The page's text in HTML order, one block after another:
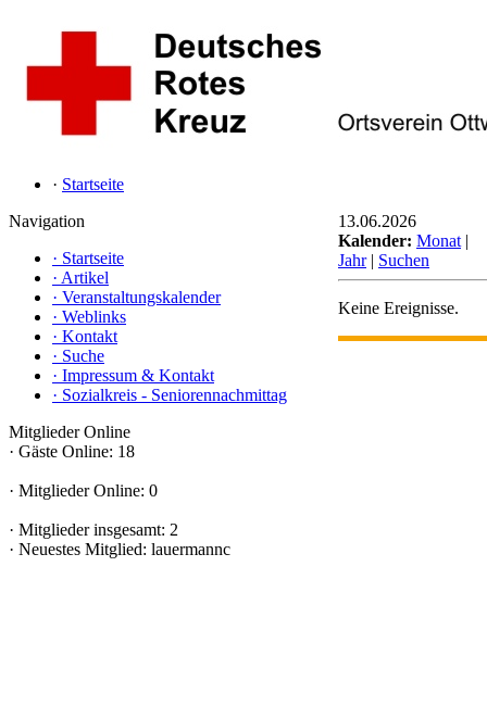
· Startseite
Navigation
· Startseite
· Artikel
· Veranstaltungskalender
· Weblinks
· Kontakt
· Suche
· Impressum & Kontakt
· Sozialkreis - Seniorennachmittag
Mitglieder Online
· Gäste Online: 18
· Mitglieder Online: 0
· Mitglieder insgesamt: 2
· Neuestes Mitglied: lauermannc
13.06.2026
Kalender: Monat |
Jahr| Suchen
Keine Ereignisse.